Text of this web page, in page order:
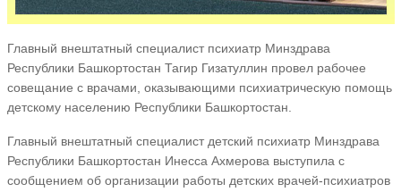
Главный внештатный специалист психиатр Минздрава
Республики Башкортостан Тагир Гизатуллин провел рабочее
совещание с врачами, оказывающими психиатрическую помощь
детскому населению Республики Башкортостан.
Главный внештатный специалист детский психиатр Минздрава
Республики Башкортостан Инесса Ахмерова выступила с
сообщением об организации работы детских врачей-психиатров